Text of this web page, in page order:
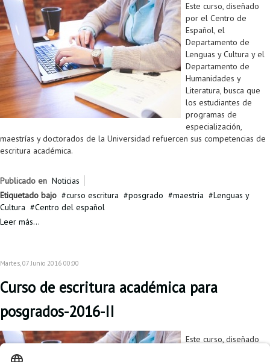
Este curso, diseñado
por el Centro de
Español, el
Departamento de
Lenguas y Cultura y el
Departamento de
Humanidades y
Literatura, busca que
los estudiantes de
programas de
especialización,
maestrías y doctorados de la Universidad refuercen sus competencias de
escritura académica.
Publicado en Noticias
Etiquetado bajo
curso escritura posgrado maestria
Lenguas y
Cultura
Centro del español
Leer más...
Martes, 07 Junio 2016 00:00
Curso de escritura académica para
posgrados-2016-II
Este curso, diseñado